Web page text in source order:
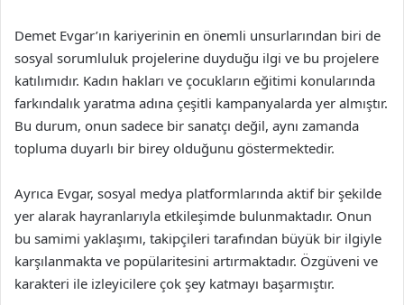
Demet Evgar’ın kariyerinin en önemli unsurlarından biri de
sosyal sorumluluk projelerine duyduğu ilgi ve bu projelere
katılımıdır. Kadın hakları ve çocukların eğitimi konularında
farkındalık yaratma adına çeşitli kampanyalarda yer almıştır.
Bu durum, onun sadece bir sanatçı değil, aynı zamanda
topluma duyarlı bir birey olduğunu göstermektedir.
Ayrıca Evgar, sosyal medya platformlarında aktif bir şekilde
yer alarak hayranlarıyla etkileşimde bulunmaktadır. Onun
bu samimi yaklaşımı, takipçileri tarafından büyük bir ilgiyle
karşılanmakta ve popülaritesini artırmaktadır. Özgüveni ve
karakteri ile izleyicilere çok şey katmayı başarmıştır.